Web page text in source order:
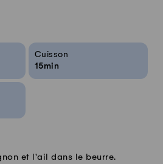
Cuisson
15min
et l'ail dans le beurre.